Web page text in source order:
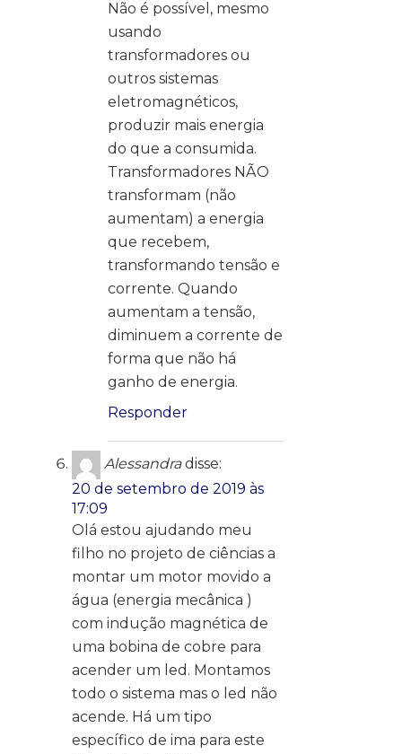
Não é possível, mesmo
usando
transformadores ou
outros sistemas
eletromagnéticos,
produzir mais energia
do que a consumida.
Transformadores NÃO
transformam (não
aumentam) a energia
que recebem,
transformando tensão e
corrente. Quando
aumentam a tensão,
diminuem a corrente de
forma que não há
ganho de energia.
Responder
Alessandra disse:
20 de setembro de 2019 às
17:09
Olá estou ajudando meu
filho no projeto de ciências a
montar um motor movido a
água (energia mecânica )
com indução magnética de
uma bobina de cobre para
acender um led. Montamos
todo o sistema mas o led não
acende. Há um tipo
específico de ima para este